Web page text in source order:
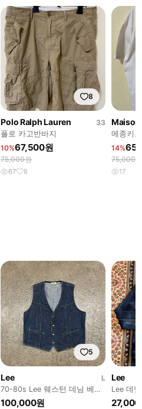
8
Polo Ralph Lauren
33
폴로 카고반바지
10%67,500원
75,000원
67 8
메종키
14%
75,000원
17
5
Lee
L
70-80s Lee 웨스턴 데님 베스
트 (100-105)
100,000원
Lee
Lee 데
27,000